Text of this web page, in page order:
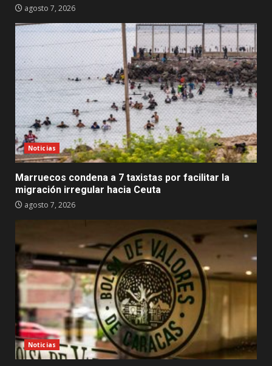
agosto 7, 2026
Noticias
Marruecos condena a 7 taxistas por facilitar la
migración irregular hacia Ceuta
agosto 7, 2026
Noticias